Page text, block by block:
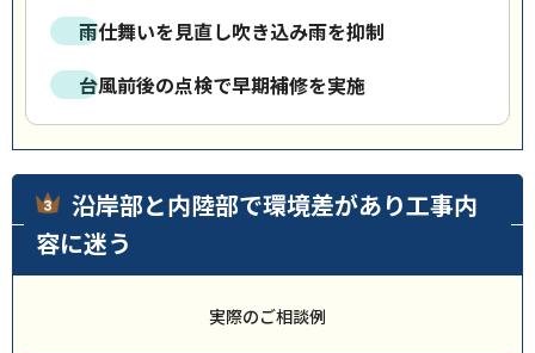
雨仕舞いを見直し吹き込み雨を抑制
台風前後の点検で早期補修を実施
沿岸部と内陸部で環境差があり工事内
容に迷う
実際のご相談例